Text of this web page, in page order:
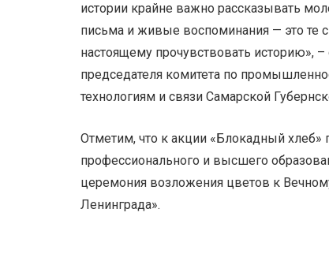
истории крайне важно рассказывать
письма и живые воспоминания — это те
настоящему прочувствовать историю», –
председателя комитета по
технологиям и связи Самарской
Отметим, что к акции «Блокадный
профессионального и высшего
церемония возложения цветов к
Ленинграда».